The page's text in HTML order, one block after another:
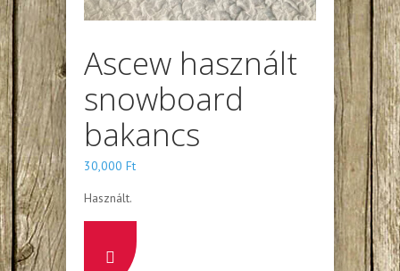
Ascew használt
snowboard
bakancs
30,000 Ft
Használt.